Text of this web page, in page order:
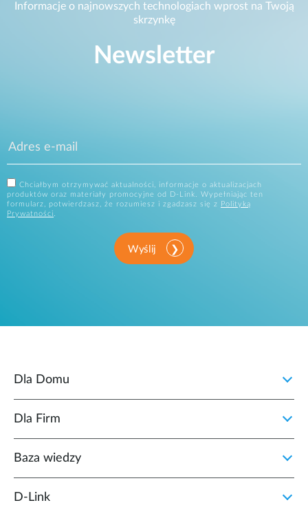
Informacje o najnowszych technologiach wprost na Twoją
skrzynkę
Newsletter
Chciałbym otrzymywać aktualności, informacje o aktualizacjach
produktów oraz materiały promocyjne od D-Link. Wypełniając ten
formularz, potwierdzasz, że rozumiesz i zgadzasz się z
Polityką
Prywatności.
Wyślij
Dla Domu
Dla Firm
Baza wiedzy
D‑Link